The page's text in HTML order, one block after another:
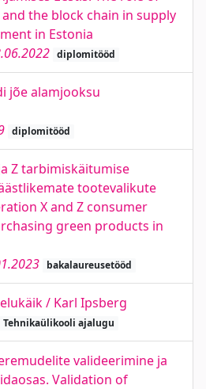
the block chain in supply
in Estonia
diplomitööd
jõe alamjooksu
diplomitööd
Z tarbimiskäitumise
tootevalikute
X and Z consumer
green products in
bakalaureusetööd
/ Karl Ipsberg
Tehnikaülikooli ajalugu
valideerimine ja
Validation of